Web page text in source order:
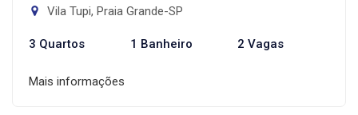
Vila Tupi, Praia Grande-SP
3 Quartos 1 Banheiro 2 Vagas
Mais informações